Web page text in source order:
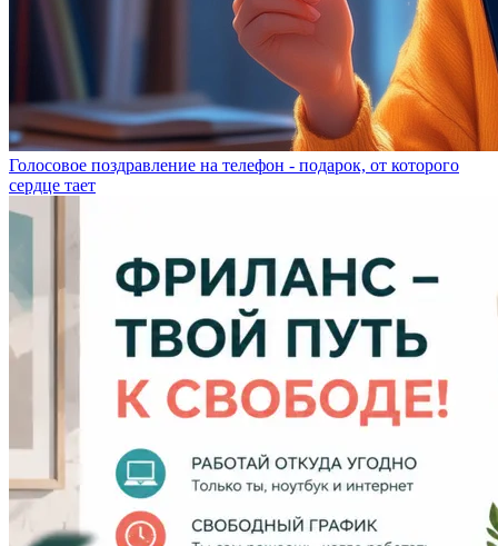
Голосовое поздравление на телефон - подарок, от которого
сердце тает